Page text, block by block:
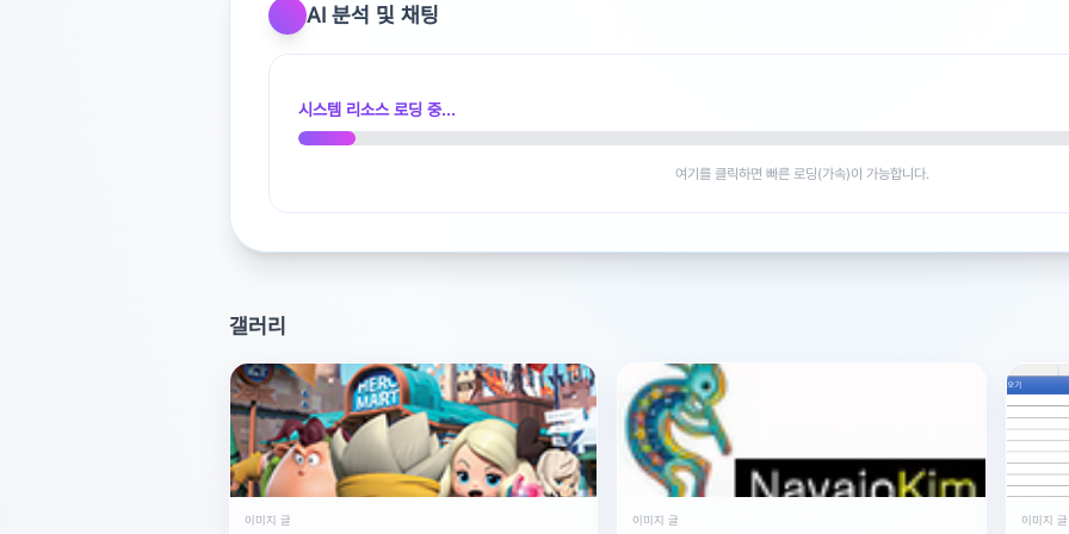
가치는 액면그대로 100원입니다
사진의 100원은 은행 롤기계 작업할때
은행에서 동전 롤말때 생기는 기계자국입니다​
AI 분석 및 채팅
시스템 리소스 로딩 중...
여기를 클릭하면 빠른 로딩(가속)이 가능합니다.
갤러리
이미지 글 이미지 글 이미지 글